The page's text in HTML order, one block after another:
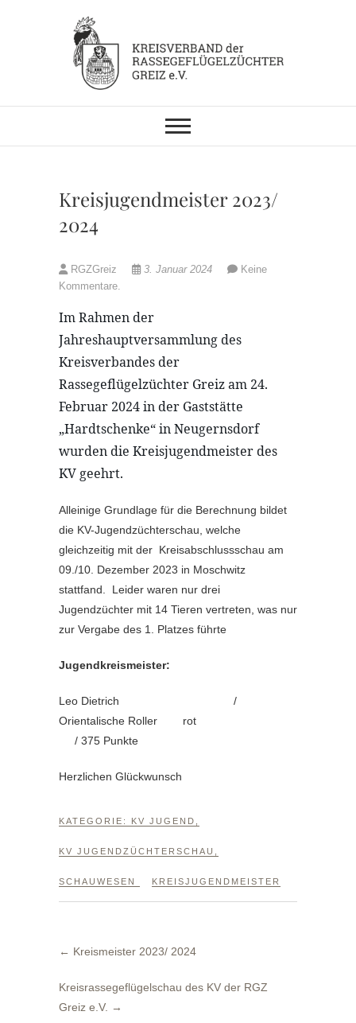
KV RGZ Greiz
Kreisjugendmeister 2023/
2024
RGZGreiz 3. Januar 2024
Keine
Kommentare.
Im Rahmen der
Jahreshauptversammlung des
Kreisverbandes der
Rassegeflügelzüchter Greiz am 24.
Februar 2024 in der Gaststätte
„Hardtschenke“ in Neugernsdorf
wurden die Kreisjugendmeister des
KV geehrt.
Alleinige Grundlage für die Berechnung bildet
die KV-Jugendzüchterschau, welche
gleichzeitig mit der Kreisabschlussschau am
09./10. Dezember 2023 in Moschwitz
stattfand. Leider waren nur drei
Jugendzüchter mit 14 Tieren vertreten, was nur
zur Vergabe des 1. Platzes führte
Jugendkreismeister:
Leo Dietrich /
Orientalische Roller rot
/ 375 Punkte
Herzlichen Glückwunsch
KATEGORIE: KV JUGEND
KV JUGENDZÜCHTERSCHAU
SCHAUWESEN KREISJUGENDMEISTER
← Kreismeister 2023/ 2024
Kreisrassegeflügelschau des KV der RGZ
Greiz e.V.
→